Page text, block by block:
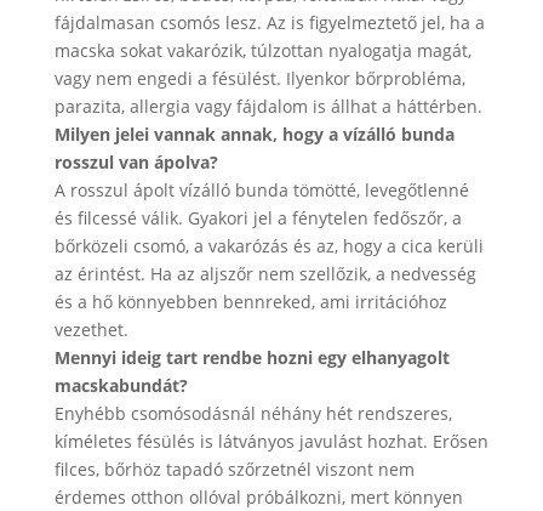
fájdalmasan csomós lesz. Az is figyelmeztető jel, ha a
macska sokat vakarózik, túlzottan nyalogatja magát,
vagy nem engedi a fésülést. Ilyenkor bőrprobléma,
parazita, allergia vagy fájdalom is állhat a háttérben.
Milyen jelei vannak annak, hogy a vízálló bunda
rosszul van ápolva?
A rosszul ápolt vízálló bunda tömötté, levegőtlenné
és filcessé válik. Gyakori jel a fénytelen fedőszőr, a
bőrközeli csomó, a vakarózás és az, hogy a cica kerüli
az érintést. Ha az aljszőr nem szellőzik, a nedvesség
és a hő könnyebben bennreked, ami irritációhoz
vezethet.
Mennyi ideig tart rendbe hozni egy elhanyagolt
macskabundát?
Enyhébb csomósodásnál néhány hét rendszeres,
kíméletes fésülés is látványos javulást hozhat. Erősen
filces, bőrhöz tapadó szőrzetnél viszont nem
érdemes otthon ollóval próbálkozni, mert könnyen